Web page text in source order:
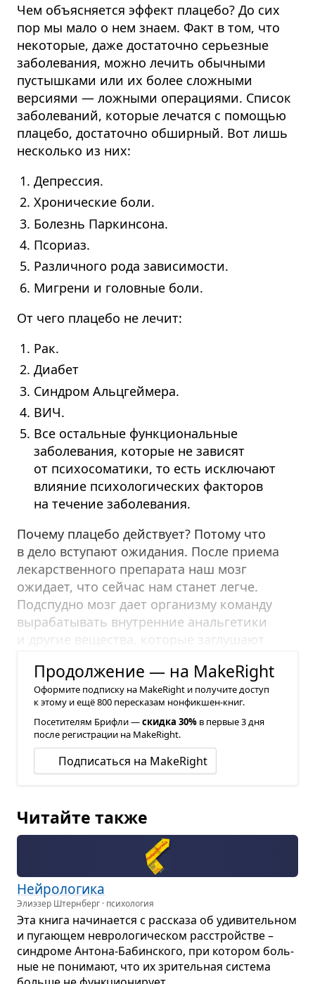
Чем объясняется эффект плацебо? До сих
пор мы мало о нем знаем. Факт в том, что
некоторые, даже достаточно серьезные
заболевания, можно лечить обычными
пустышками или их более сложными
версиями — ложными операциями. Список
заболеваний, которые лечатся с помощью
плацебо, достаточно обширный. Вот лишь
несколько из них:
Депрессия.
Хронические боли.
Болезнь Паркинсона.
Псориаз.
Различного рода зависимости.
Мигрени и головные боли.
От чего плацебо не лечит:
Рак.
Диабет
Синдром Альцгеймера.
ВИЧ.
Все остальные функциональные
заболевания, которые не зависят
от психосоматики, то есть исключают
влияние психологических факторов
на течение заболевания.
Почему плацебо действует? Потому что
в дело вступают ожидания. После приема
лекарственного препарата наш мозг
ожидает, что сейчас нам станет легче.
Подспудно мозг дает организму команду
вырабатывать внутренние анальгетики
и другие вещества, которые заглушают
Продолжение — на MakeRight
Оформите подписку на MakeRight и получите доступ
к этому и ещё 800 пересказам нонфикшен-книг.
Посетителям Брифли —скидка 30% в первые 3 дня
после регистрации на MakeRight.
Подписаться на MakeRight
Читайте также
Нейро­ло­гика
Элиэзер Штернберг · психология
Эта книга начи­на­ется с рас­сказа об уди­ви­тель­ном
и пуга­ю­щем нев­ро­ло­ги­че­ском рас­стройстве –
син­дроме Антона-Бабин­ского, при кото­ром боль­
ные не пони­мают, что их зри­тель­ная система